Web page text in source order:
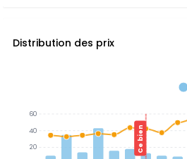
Distribution des prix
Ce bien
60
40
20